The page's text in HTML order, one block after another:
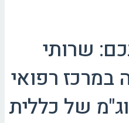
שרותי
רפואי
של כללית